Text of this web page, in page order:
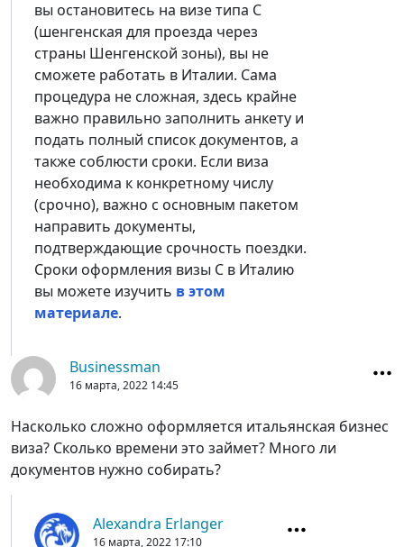
вы остановитесь на визе типа С
(шенгенская для проезда через
страны Шенгенской зоны), вы не
сможете работать в Италии. Сама
процедура не сложная, здесь крайне
важно правильно заполнить анкету и
подать полный список документов, а
также соблюсти сроки. Если виза
необходима к конкретному числу
(срочно), важно с основным пакетом
направить документы,
подтверждающие срочность поездки.
Сроки оформления визы С в Италию
вы можете изучить в этом
материале.
Businessman
16 марта, 2022 14:45
Насколько сложно оформляется итальянская бизнес
виза? Сколько времени это займет? Много ли
документов нужно собирать?
Alexandra Erlanger
16 марта, 2022 17:10